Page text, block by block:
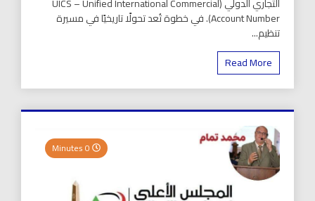
Account Number). في خطوة تُعد تحولًا تاريخيًا في مسيرة
تنظيم...
Read More